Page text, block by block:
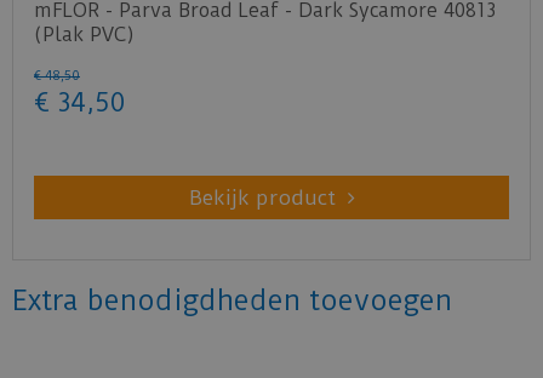
mFLOR - Parva Broad Leaf - Dark Sycamore 40813
(Plak PVC)
€ 48,50
€ 34,50
Bekijk product
Extra benodigdheden toevoegen